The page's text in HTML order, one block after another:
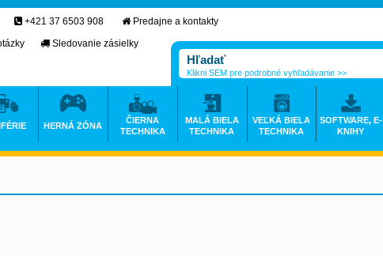
+421 37 6503 908
Predajne a kontakty
Sledovanie zásielky
Klikni SEM pre podrobné vyhľadávanie >>
HERNÁ ZÓNA
ČIERNA
TECHNIKA
MALÁ BIELA
TECHNIKA
VEĽKÁ BIELA
TECHNIKA
SOFTWARE, E-
KNIHY